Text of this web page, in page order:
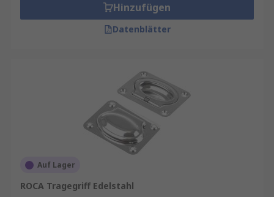
Hinzufügen
Datenblätter
Auf Lager
ROCA Tragegriff Edelstahl